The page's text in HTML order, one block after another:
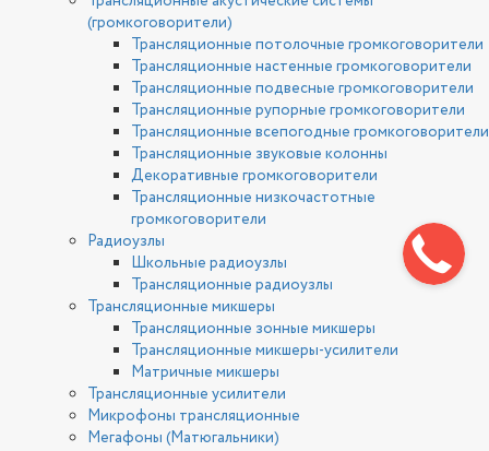
(громкоговорители)
Трансляционные потолочные громкоговорители
Трансляционные настенные громкоговорители
Трансляционные подвесные громкоговорители
Трансляционные рупорные громкоговорители
Трансляционные всепогодные громкоговорители
Трансляционные звуковые колонны
Декоративные громкоговорители
Трансляционные низкочастотные
громкоговорители
Радиоузлы
Школьные радиоузлы
Трансляционные радиоузлы
Трансляционные микшеры
Трансляционные зонные микшеры
Трансляционные микшеры-усилители
Матричные микшеры
Трансляционные усилители
Микрофоны трансляционные
Мегафоны (Матюгальники)